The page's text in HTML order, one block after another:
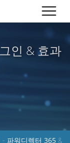
인 & 효과
- 파워디렉터 365 &